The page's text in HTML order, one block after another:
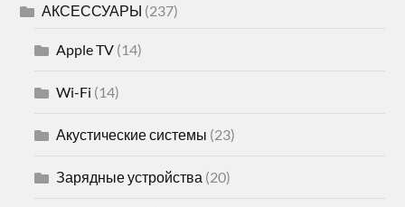
АКСЕССУАРЫ (237)
Apple TV (14)
Wi-Fi (14)
Акустические системы (23)
Зарядные устройства (20)